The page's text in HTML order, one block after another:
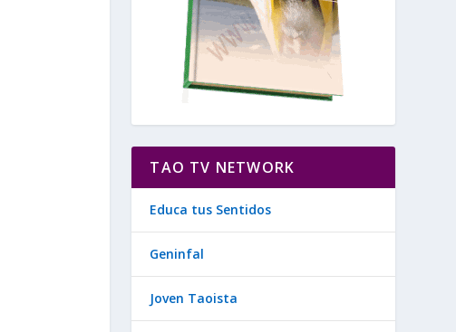
TAO TV NETWORK
Educa tus Sentidos
Geninfal
Joven Taoista